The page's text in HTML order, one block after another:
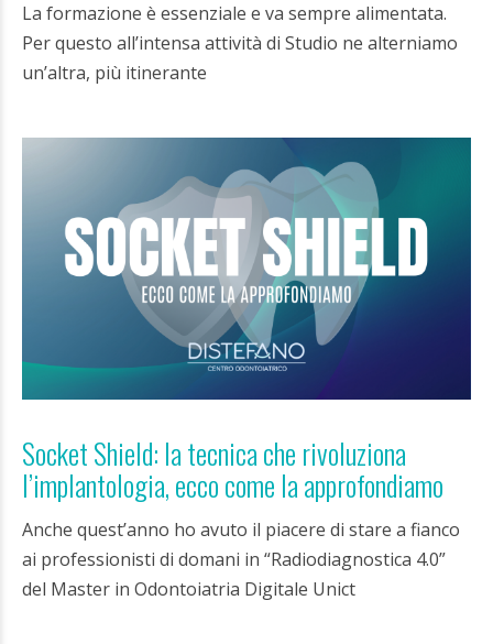
La formazione è essenziale e va sempre alimentata.
Per questo all’intensa attività di Studio ne alterniamo
un’altra, più itinerante
Socket Shield: la tecnica che rivoluziona
l’implantologia, ecco come la approfondiamo
Anche quest’anno ho avuto il piacere di stare a fianco
ai professionisti di domani in “Radiodiagnostica 4.0”
del Master in Odontoiatria Digitale Unict